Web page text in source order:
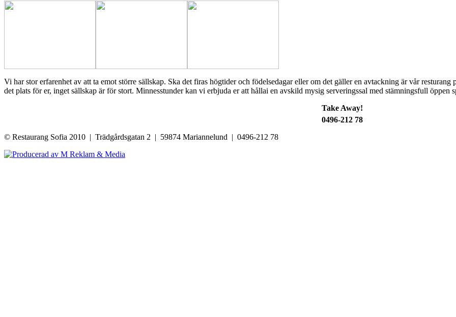
Vi har stor erfarenhet av att ta emot större sällskap. Ska det firas högtider och födelsedagar eller om det gäller en avtackning är vår
det plats för er, inget sällskap är för stort. Minnesstunder kan vi erbjuda er att hållai en avskild mysig serveringssal med stämningsfull öppen
Take Away!
0496-212 78
© Restaurang Sofia 2010 | Trädgårdsgatan 2 | 59874 Mariannelund | 0496-212 78